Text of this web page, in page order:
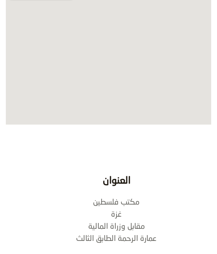
العنوان
مكتب فلسطين
غزة
مقابل وزراة المالية
عمارة الرحمة الطابق الثالث